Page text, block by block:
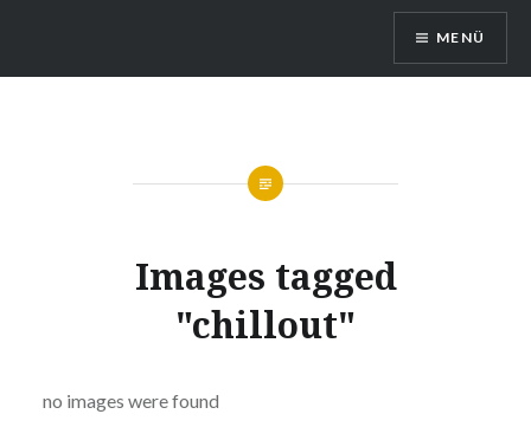
InhaltQueerreferat Mainz
MENÜ
Images tagged
"chillout"
no images were found